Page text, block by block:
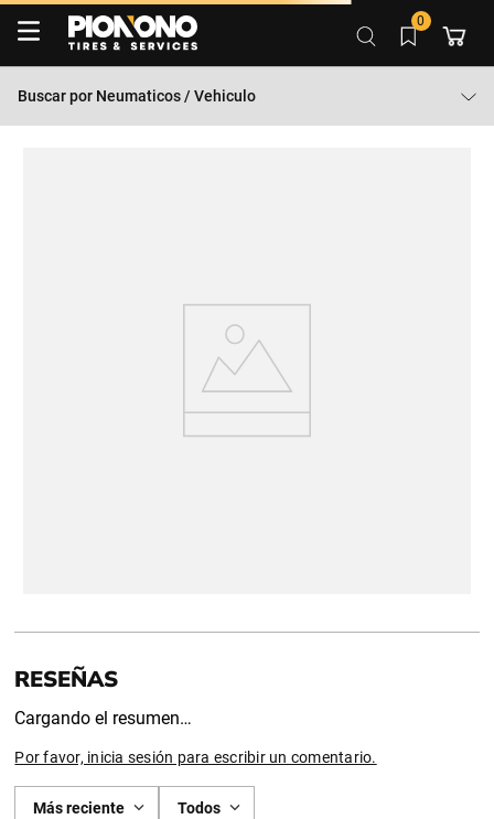
0
Buscar por Neumaticos / Vehiculo
Cargando el resumen…
Por favor, inicia sesión para escribir un comentario.
Más reciente Todos